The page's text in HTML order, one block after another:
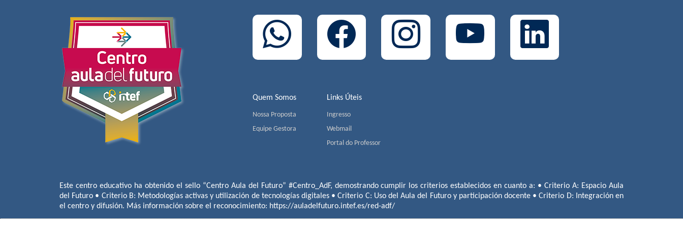
Quem Somos
Nossa Proposta
Equipe Gestora
Links Úteis
Ingresso
Webmail
Portal do Professor
Este centro educativo ha obtenido el sello “Centro Aula del Futuro” #Centro_AdF, demostrando cumplir los criterios establecidos en cuanto a: • Criterio A: Espacio Aula
del Futuro • Criterio B: Metodologías activas y utilización de tecnologías digitales • Criterio C: Uso del Aula del Futuro y participación docente • Criterio D: Integración en
el centro y difusión. Más información sobre el reconocimiento: https://auladelfuturo.intef.es/red-adf/